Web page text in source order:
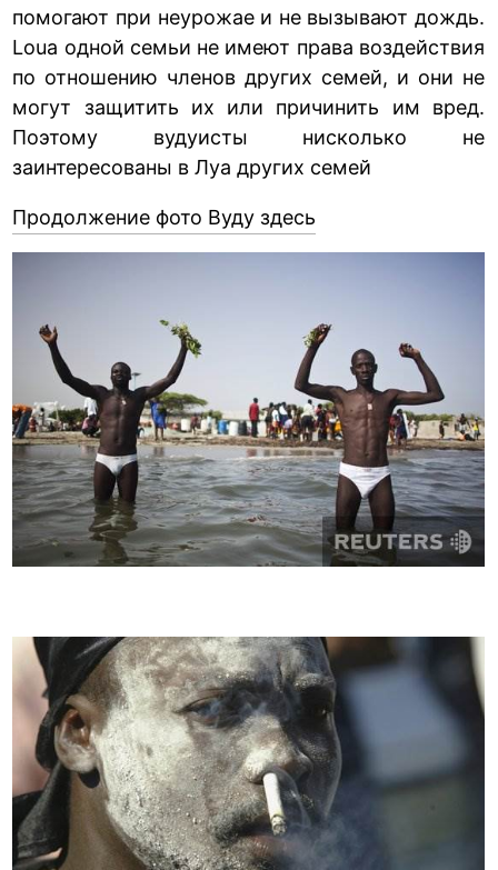
помогают при неурожае и не вызывают дождь.
Loua одной семьи не имеют права воздействия
по отношению членов других семей, и они не
могут защитить их или причинить им вред.
Поэтому вудуисты нисколько не
заинтересованы в Луа других семей
Продолжение фото Вуду здесь